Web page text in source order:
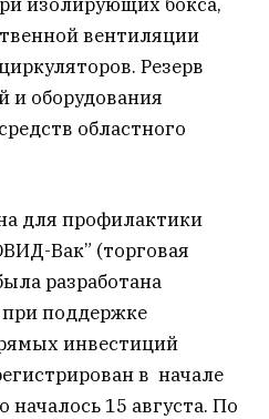
вентиляции
Резерв
и оборудования
областного
для профилактики
Вак” (торговая
разработана
поддержке
инвестиций
в начале
началось15 августа. По